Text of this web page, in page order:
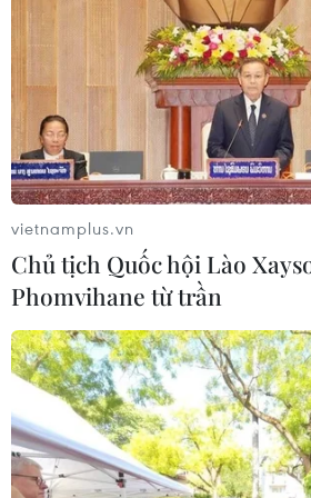
#Đường dây mua bán thuốc lá lậu
#hàng cấm #tàng trữ
Theo dõi VietnamPlus
TIN LIÊN QUAN
vietnamplus.vn
Chủ tịch Quốc hội Lào
Phomvihane từ trần